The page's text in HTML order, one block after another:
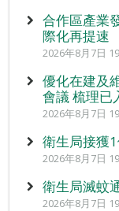
合作區產業
際化再提速
2026年8月7日
優化在建及
會議 梳理已
2026年8月7日
衛生局接獲
2026年8月7日
衛生局滅蚊
2026年8月7日